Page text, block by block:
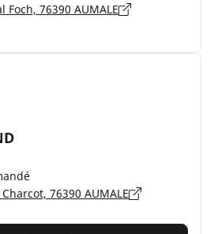
76390 AUMALE
76390 AUMALE